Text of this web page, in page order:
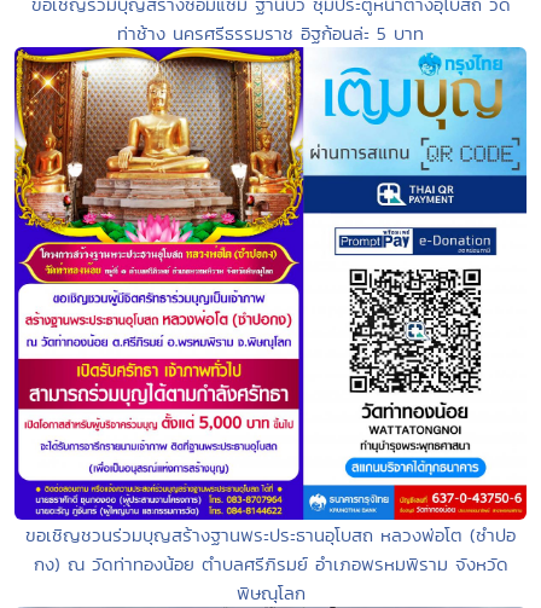
ท่าช้าง นครศรีธรรมราช อิฐก้อนล่ะ 5 บาท
ขอเชิญชวนร่วมบุญสร้างฐานพระประธานอุโบสถ หลวงพ่อโต (ซำปอ
กง) ณ วัดท่าทองน้อย ตำบลศรีภิรมย์ อำเภอพรหมพิราม จังหวัด
พิษณุโลก